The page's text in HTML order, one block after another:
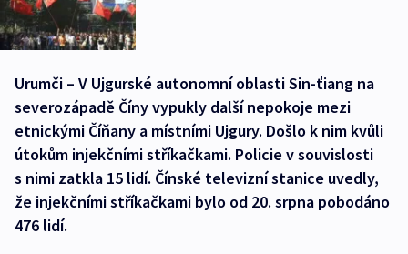
Urumči – V Ujgurské autonomní oblasti Sin-ťiang na
severozápadě Číny vypukly další nepokoje mezi
etnickými Číňany a místními Ujgury. Došlo k nim kvůli
útokům injekčními stříkačkami. Policie v souvislosti
s nimi zatkla 15 lidí. Čínské televizní stanice uvedly,
že injekčními stříkačkami bylo od 20. srpna pobodáno
476 lidí.